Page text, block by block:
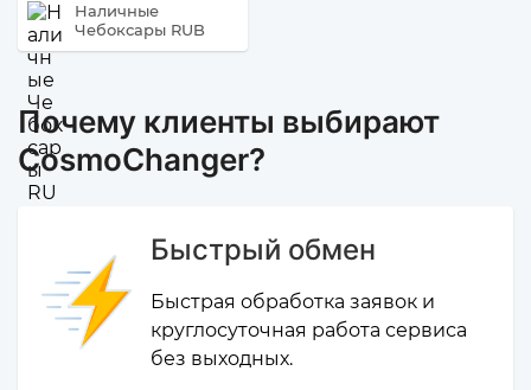
Наличные
Чебоксары RUB
Почему клиенты выбирают
CosmoChanger?
Быстрый обмен
Быстрая обработка заявок и
круглосуточная работа сервиса
без выходных.